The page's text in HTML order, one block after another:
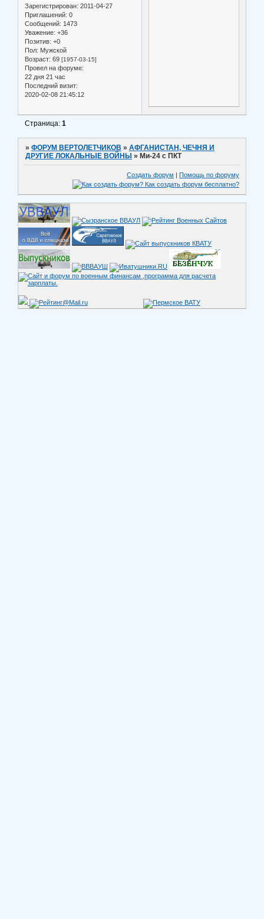
Зарегистрирован: 2011-04-27
Приглашений: 0
Сообщений: 1473
Уважение: +36
Позитив: +0
Пол: Мужской
Возраст: 69 [1957-03-15]
Провел на форуме:
22 дня 21 час
Последний визит:
2020-02-08 21:45:12
Страница:1
»ФОРУМ ВЕРТОЛЕТЧИКОВ »АФГАНИСТАН, ЧЕЧНЯ И
ДРУГИЕ ЛОКАЛЬНЫЕ ВОЙНЫ » Ми-24 с ПКТ
Создать форум | Помощь по форуму